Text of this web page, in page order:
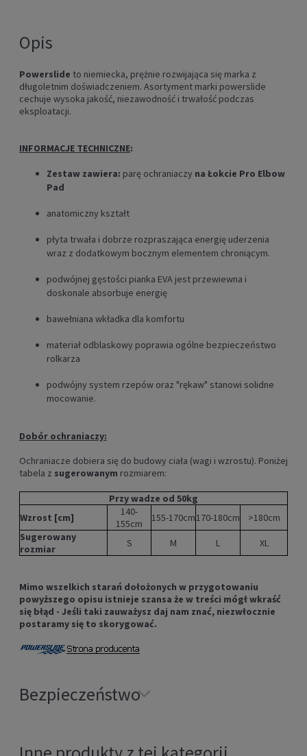
Opis
Powerslide to niemiecka, prężnie rozwijająca się marka z
długoletnim doświadczeniem. Asortyment marki powerslide
cechuje wysoka jakość, niezawodność i trwałość podczas
eksploatacji.
INFORMACJE TECHNICZNE:
Zestaw zawiera: parę ochraniaczy na Łokcie Pro Elbow
Pad
anatomiczny kształt
płyta trwała i dobrze rozpraszająca energię uderzenia
wraz z dodatkowym bocznym elementem chroniącym.
podwójnej gęstości pianka EVA jest przewiewna i
doskonale absorbuje energię
bawełniana wkładka dla komfortu
materiał odblaskowy poprawia ogólne bezpieczeństwo
rolkarza
podwójny system rzepów oraz "rękaw" stanowi solidne
mocowanie.
Dobór ochraniaczy:
Ochraniacze dobiera się do budowy ciała (wagi i wzrostu). Poniżej
tabela z sugerowanym rozmiarem:
Przy wadze od 50kg
Wzrost [cm]
140-
155cm
155-170cm170-180cm
>180cm
Sugerowany
rozmiar
S M L XL
Mimo wszelkich starań dołożonych w przygotowaniu
powyższego opisu istnieje szansa że w treści mógł wkraść
się błąd - Jeśli taki zauważysz daj nam znać, niezwłocznie
postaramy się to skorygować.
Bezpieczeństwo